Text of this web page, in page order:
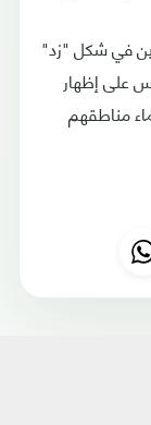
في شكل "زد"
على إظهار
مناطقهم